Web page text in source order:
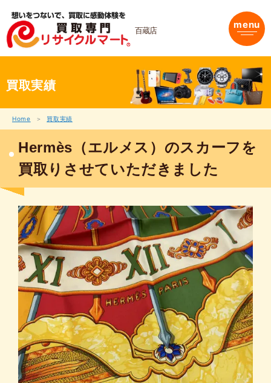
ス
百蔵店 menu
買取実績
Home 買取実績
Hermès（エルメス）のスカーフを
買取りさせていただきました